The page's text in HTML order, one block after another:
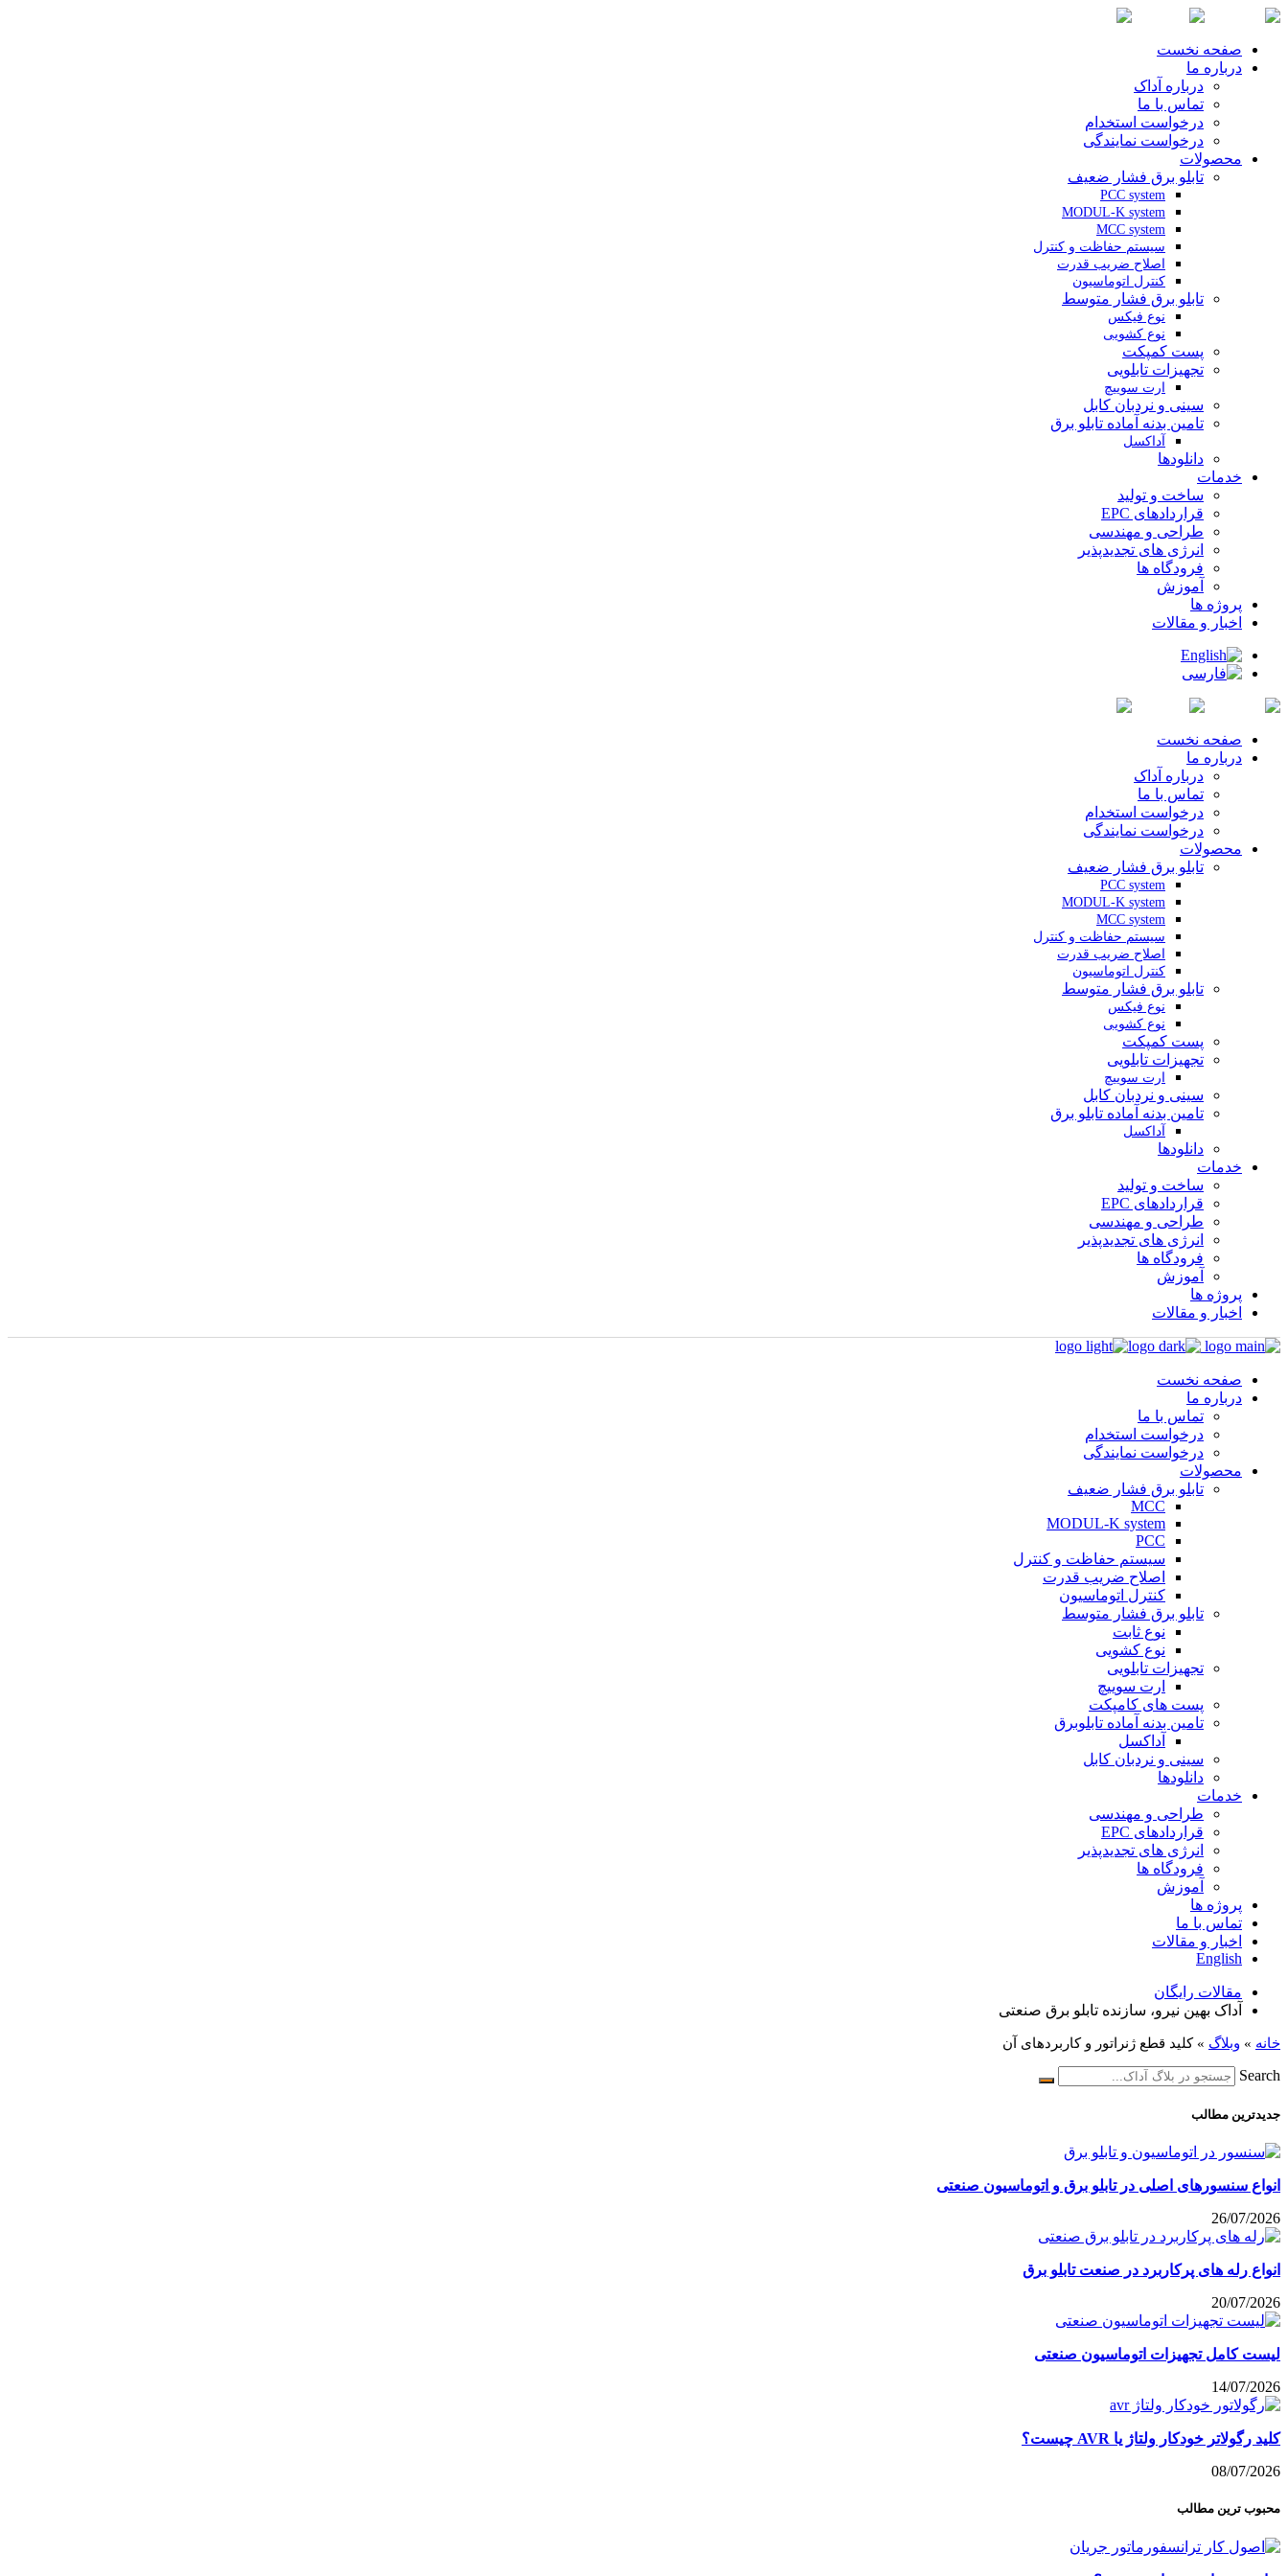
صفحه نخست
درباره ما
درباره آداک
تماس با ما
درخواست استخدام
درخواست نمایندگی
محصولات
تابلو برق فشار ضعیف
PCC system
MODUL-K system
MCC system
سیستم حفاظت و کنترل
اصلاح ضریب قدرت
کنترل اتوماسیون
تابلو برق فشار متوسط
نوع فیکس
نوع کشویی
پست کمپکت
تجهیزات تابلویی
ارت سوییچ
سینی و نردبان کابل
تامین بدنه آماده تابلو برق
آداکسل
دانلودها
خدمات
ساخت و تولید
قراردادهای EPC
طراحی و مهندسی
انرژی های تجدیدپذیر
فرودگاه ها
آموزش
پروژه ها
اخبار و مقالات
صفحه نخست
درباره ما
درباره آداک
تماس با ما
درخواست استخدام
درخواست نمایندگی
محصولات
تابلو برق فشار ضعیف
PCC system
MODUL-K system
MCC system
سیستم حفاظت و کنترل
اصلاح ضریب قدرت
کنترل اتوماسیون
تابلو برق فشار متوسط
نوع فیکس
نوع کشویی
پست کمپکت
تجهیزات تابلویی
ارت سوییچ
سینی و نردبان کابل
تامین بدنه آماده تابلو برق
آداکسل
دانلودها
خدمات
ساخت و تولید
قراردادهای EPC
طراحی و مهندسی
انرژی های تجدیدپذیر
فرودگاه ها
آموزش
پروژه ها
اخبار و مقالات
صفحه نخست
درباره ما
تماس با ما
درخواست استخدام
درخواست نمایندگی
محصولات
تابلو برق فشار ضعیف
MCC
MODUL-K system
PCC
سیستم حفاظت و کنترل
اصلاح ضریب قدرت
کنترل اتوماسیون
تابلو برق فشار متوسط
نوع ثابت
نوع کشویی
تجهیزات تابلویی
ارت سوییچ
پست های کامپکت
تامین بدنه آماده تابلوبرق
آداکسل
سینی و نردبان کابل
دانلودها
خدمات
طراحی و مهندسی
قراردادهای EPC
انرژی های تجدیدپذیر
فرودگاه ها
آموزش
پروژه ها
تماس با ما
اخبار و مقالات
English
مقالات رایگان
آداک بهین نیرو، سازنده تابلو برق صنعتی
خانه » وبلاگ »کلید قطع ژنراتور و کاربردهای آن
Search
جدیدترین مطالب
انواع سنسورهای اصلی در تابلو برق و اتوماسیون صنعتی
26/07/2026
انواع رله های پرکاربرد در صنعت تابلو برق
20/07/2026
لیست کامل تجهیزات اتوماسیون صنعتی
14/07/2026
کلید رگولاتر خودکار ولتاژ یا AVR چیست؟
08/07/2026
محبوب ترین مطالب